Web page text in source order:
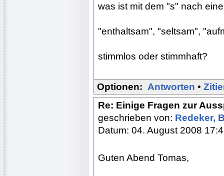
was ist mit dem "s" nach
"enthaltsam", "seltsam",
stimmlos oder stimmhaft?
Optionen: Antworten •
Re: Einige Fragen zur
geschrieben von: Redeker,
Datum: 04. August 2008
Guten Abend Tomas,